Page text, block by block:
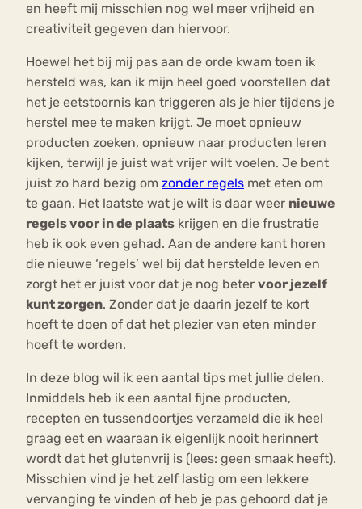
en heeft mij misschien nog wel meer vrijheid en
creativiteit gegeven dan hiervoor.
Hoewel het bij mij pas aan de orde kwam toen ik
hersteld was, kan ik mijn heel goed voorstellen dat
het je eetstoornis kan triggeren als je hier tijdens je
herstel mee te maken krijgt. Je moet opnieuw
producten zoeken, opnieuw naar producten leren
kijken, terwijl je juist wat vrijer wilt voelen. Je bent
juist zo hard bezig om zonder regels met eten om
te gaan. Het laatste wat je wilt is daar weer nieuwe
regels voor in de plaats krijgen en die frustratie
heb ik ook even gehad. Aan de andere kant horen
die nieuwe ‘regels’ wel bij dat herstelde leven en
zorgt het er juist voor dat je nog beter voor jezelf
kunt zorgen. Zonder dat je daarin jezelf te kort
hoeft te doen of dat het plezier van eten minder
hoeft te worden.
In deze blog wil ik een aantal tips met jullie delen.
Inmiddels heb ik een aantal fijne producten,
recepten en tussendoortjes verzameld die ik heel
graag eet en waaraan ik eigenlijk nooit herinnert
wordt dat het glutenvrij is (lees: geen smaak heeft).
Misschien vind je het zelf lastig om een lekkere
vervanging te vinden of heb je pas gehoord dat je